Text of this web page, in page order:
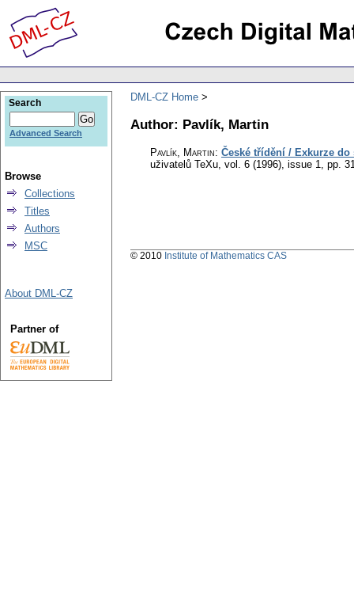
DML-CZ Home
Author: Pavlík, Martin
Pavlík, Martin: České třídění / Exkurze
uživatelů TeXu, vol. 6 (1996), issue 1, pp.
Search
Advanced Search
Browse
Collections
Titles
Authors
MSC
About DML-CZ
Partner of
© 2010 Institute of Mathematics CAS